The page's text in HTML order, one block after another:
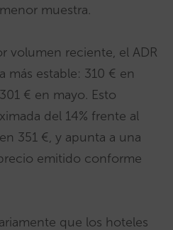
muestra.
volumen reciente, el ADR
más estable: 310 € en
€ en mayo. Esto
del 14% frente al
351 €, y apunta a una
emitido conforme
que los hoteles